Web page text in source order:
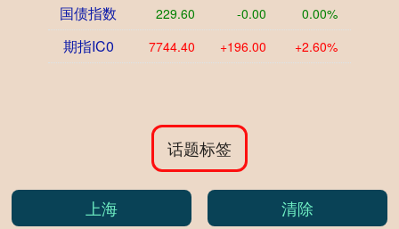
国债指数 229.60 -0.00 0.00%
期指IC0 7744.40 +196.00 +2.60%
话题标签
上海
清除